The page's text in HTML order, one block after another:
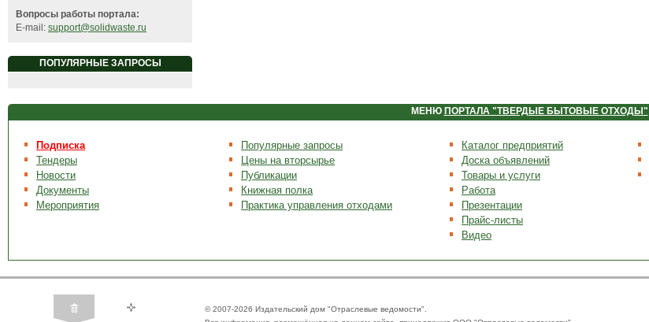
Вопросы работы портала:
E-mail: support@solidwaste.ru
ПОПУЛЯРНЫЕ ЗАПРОСЫ
МЕНЮ ПОРТАЛА "ТВЕРДЫЕ БЫТОВЫЕ ОТХОДЫ"
Подписка
Тендеры
Новости
Документы
Мероприятия
Популярные запросы
Цены на вторсырье
Публикации
Книжная полка
Практика управления отходами
Каталог предприятий
Доска объявлений
Товары и услуги
Работа
Презентации
Прайс-листы
Видео
© 2007-2026 Издательский дом "Отраслевые ведомости".